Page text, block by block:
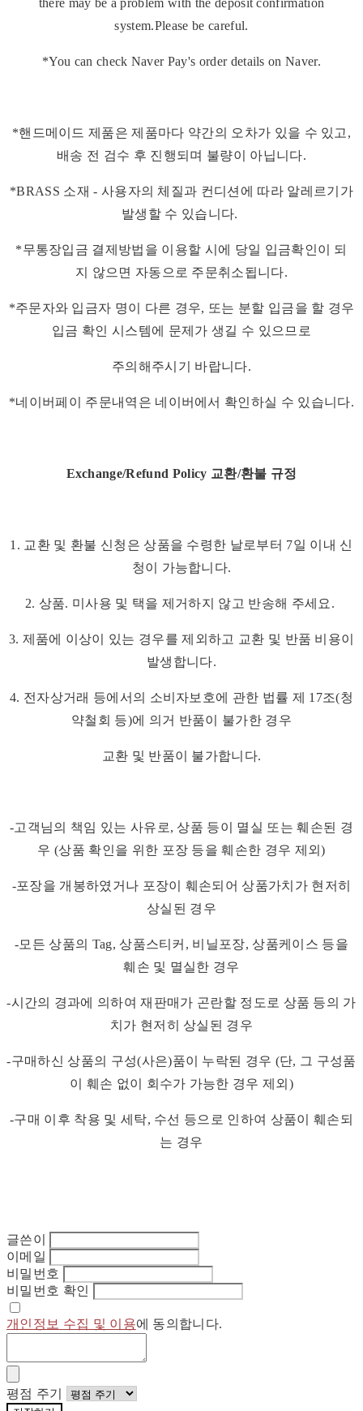
there may be a problem with the deposit confirmation
system.Please be careful.
*You can check Naver Pay's order details on Naver.
*핸드메이드 제품은 제품마다 약간의 오차가 있을 수 있고,
배송 전 검수 후 진행되며 불량이 아닙니다.
*BRASS 소재 - 사용자의 체질과 컨디션에 따라 알레르기가
발생할 수 있습니다.
*무통장입금 결제방법을 이용할 시에 당일 입금확인이 되
지 않으면 자동으로 주문취소됩니다.
*주문자와 입금자 명이 다른 경우, 또는 분할 입금을 할 경우
입금 확인 시스템에 문제가 생길 수 있으므로
주의해주시기 바랍니다.
*네이버페이 주문내역은 네이버에서 확인하실 수 있습니다.
Exchange/Refund Policy 교환/환불 규정
1. 교환 및 환불 신청은 상품을 수령한 날로부터 7일 이내 신
청이 가능합니다.
2. 상품. 미사용 및 택을 제거하지 않고 반송해 주세요.
3. 제품에 이상이 있는 경우를 제외하고 교환 및 반품 비용이
발생합니다.
4. 전자상거래 등에서의 소비자보호에 관한 법률 제 17조(청
약철회 등)에 의거 반품이 불가한 경우
교환 및 반품이 불가합니다.
-고객님의 책임 있는 사유로, 상품 등이 멸실 또는 훼손된 경
우 (상품 확인을 위한 포장 등을 훼손한 경우 제외)
-포장을 개봉하였거나 포장이 훼손되어 상품가치가 현저히
상실된 경우
-모든 상품의 Tag, 상품스티커, 비닐포장, 상품케이스 등을
훼손 및 멸실한 경우
-시간의 경과에 의하여 재판매가 곤란할 정도로 상품 등의 가
치가 현저히 상실된 경우
-구매하신 상품의 구성(사은)품이 누락된 경우 (단, 그 구성품
이 훼손 없이 회수가 가능한 경우 제외)
-구매 이후 착용 및 세탁, 수선 등으로 인하여 상품이 훼손되
는 경우
글쓴이
이메일
비밀번호
비밀번호 확인
개인정보 수집 및 이용에 동의합니다.
평점 주기